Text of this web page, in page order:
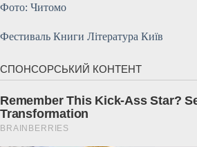
Фото: Читомо
Фестиваль Книги Література Київ